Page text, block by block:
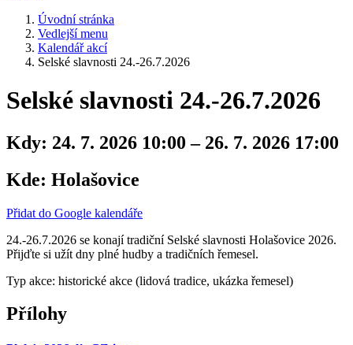
Úvodní stránka
Vedlejší menu
Kalendář akcí
Selské slavnosti 24.-26.7.2026
Selské slavnosti 24.-26.7.2026
Kdy: 24. 7. 2026 10:00 – 26. 7. 2026 17:00
Kde: Holašovice
Přidat do Google kalendáře
24.-26.7.2026 se konají tradiční Selské slavnosti Holašovice 2026.
Přijďte si užít dny plné hudby a tradičních řemesel.
Typ akce: historické akce (lidová tradice, ukázka řemesel)
Přílohy